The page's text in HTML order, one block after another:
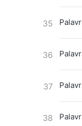
35
36
37
38